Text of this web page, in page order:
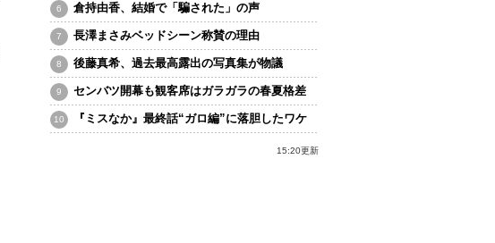
倉持由香、結婚で「騙された」の声
長澤まさみベッドシーン称賛の理由
後藤真希、過去最高露出の写真集が物議
センバツ開幕も観客席はガラガラの春夏格差
『ミスなか』最終話“ガロ編”に落胆したワケ
15:20更新